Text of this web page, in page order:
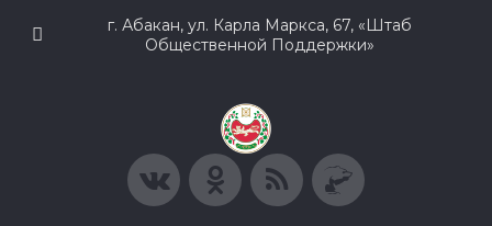
г. Абакан, ул. Карла Маркса, 67, «Штаб
Общественной Поддержки»